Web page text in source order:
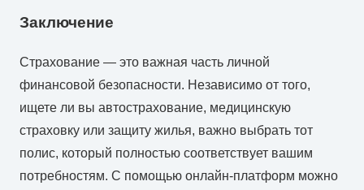
Заключение
Страхование — это важная часть личной
финансовой безопасности. Независимо от того,
ищете ли вы автострахование, медицинскую
страховку или защиту жилья, важно выбрать тот
полис, который полностью соответствует вашим
потребностям. С помощью онлайн-платформ можно